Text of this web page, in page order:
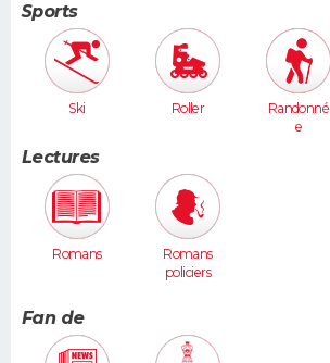
Sports
Ski Roller
Randonné
e
Lectures
Romans
Romans
policiers
Fan de